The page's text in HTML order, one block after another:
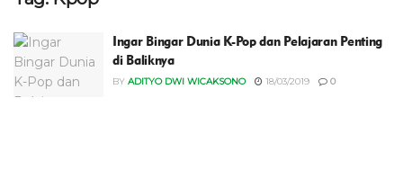
Ingar Bingar Dunia K-Pop dan Pelajaran Penting
di Baliknya
BY ADITYO DWI WICAKSONO 18/03/2019 0